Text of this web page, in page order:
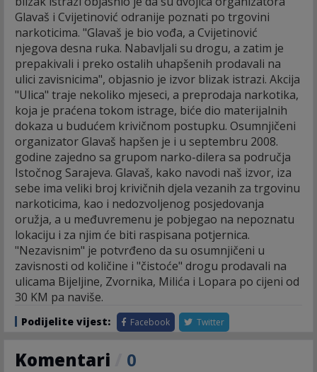
Glavaš i Cvijetinović odranije poznati po trgovini
narkoticima. "Glavaš je bio vođa, a Cvijetinović
njegova desna ruka. Nabavljali su drogu, a zatim je
prepakivali i preko ostalih uhapšenih prodavali na
ulici zavisnicima", objasnio je izvor blizak istrazi. Akcija
"Ulica" traje nekoliko mjeseci, a preprodaja narkotika,
koja je praćena tokom istrage, biće dio materijalnih
dokaza u budućem krivičnom postupku. Osumnjičeni
organizator Glavaš hapšen je i u septembru 2008.
godine zajedno sa grupom narko-dilera sa područja
Istočnog Sarajeva. Glavaš, kako navodi naš izvor, iza
sebe ima veliki broj krivičnih djela vezanih za trgovinu
narkoticima, kao i nedozvoljenog posjedovanja
oružja, a u međuvremenu je pobjegao na nepoznatu
lokaciju i za njim će biti raspisana potjernica.
"Nezavisnim" je potvrđeno da su osumnjičeni u
zavisnosti od količine i "čistoće" drogu prodavali na
ulicama Bijeljine, Zvornika, Milića i Lopara po cijeni od
30 KM pa naviše.
Podijelite vijest: Facebook Twitter
Komentari 0